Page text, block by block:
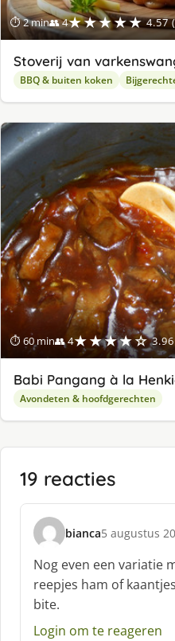
⏱ 2 min👥 4★★★★★ 4.57
Stoverij van
BBQ & buiten koken
⏱ 60 min👥 4★★★★☆
Babi Pangang à la
Avondeten & hoofdgerechten
19 reacties
bianca
s
c
h
r
e
e
5 augustus
Nog even een variatie
reepjes ham of
bite.
Login om te reageren